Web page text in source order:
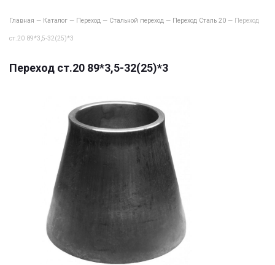
Главная — Каталог — Переход — Стальной переход — Переход Сталь 20 — Переход
ст.20 89*3,5-32(25)*3
Переход ст.20 89*3,5-32(25)*3